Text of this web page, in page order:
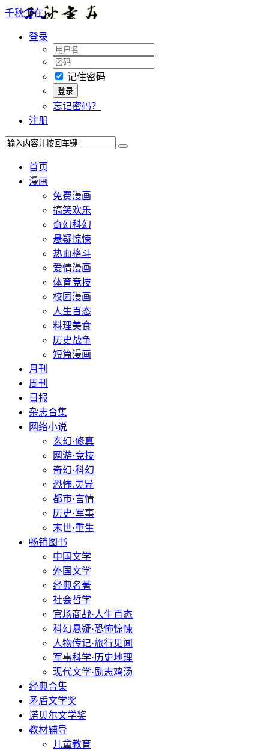
千秋书在
登录
记住密码
忘记密码？
注册
首页
漫画
免费漫画
搞笑欢乐
奇幻科幻
悬疑惊悚
热血格斗
爱情漫画
体育竞技
校园漫画
人生百态
料理美食
历史战争
短篇漫画
月刊
周刊
日报
杂志合集
网络小说
玄幻·修真
网游·竞技
奇幻·科幻
恐怖.灵异
都市·言情
历史·军事
末世·重生
畅销图书
中国文学
外国文学
经典名著
社会哲学
官场商战·人生百态
科幻悬疑·恐怖惊悚
人物传记·旅行见闻
军事科学·历史地理
现代文学·励志鸡汤
经典合集
矛盾文学奖
诺贝尔文学奖
教材辅导
儿童教育